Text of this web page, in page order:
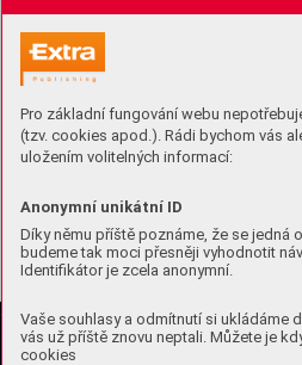
Pro základní fungování webu
(tzv. cookies apod.). Rádi bychom vás
uložením volitelných informací:
Anonymní unikátní ID
Díky němu příště poznáme, že se jedná
budeme tak moci přesněji vyhodnotit
Identifikátor je zcela anonymní.
Vaše souhlasy a odmítnutí si ukládáme
vás už příště znovu neptali. Můžete je
cookies